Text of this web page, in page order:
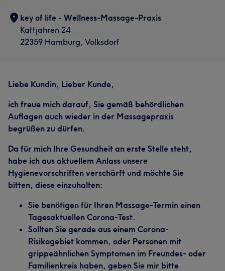
key of life - Wellness-Massage-Praxis
Kattjahren 24
22359 Hamburg, Volksdorf
Liebe Kundin, Lieber Kunde,
ich freue mich darauf, Sie gemäß behördlichen
Auflagen auch wieder in der Massagepraxis
begrüßen zu dürfen.
Da für mich Ihre Gesundheit an erste Stelle steht,
habe ich aus aktuellem Anlass unsere
Hygienevorschriften verschärft und möchte Sie
bitten, diese einzuhalten:
Sie benötigen für Ihren Massage-Termin einen
Tagesaktuellen Corona-Test.
Sollten Sie gerade aus einem Corona-
Risikogebiet kommen, oder Personen mit
grippeähnlichen Symptomen im Freundes- oder
Familienkreis haben, geben Sie mir bitte